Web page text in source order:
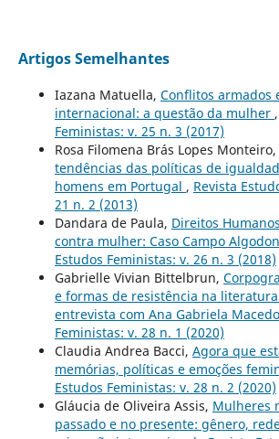
Artigos Semelhantes
Iazana Matuella, Conflitos armados
internacional: a questão da mulher ,
Feministas: v. 25 n. 3 (2017)
Rosa Filomena Brás Lopes Monteiro,
tendências das políticas de
homens em Portugal , Revista
21 n. 2 (2013)
Dandara de Paula, Direitos
contra mulher: Caso Campo
Estudos Feministas: v. 26 n. 3 (2018)
Gabrielle Vivian Bittelbrun,
e formas de resistência na
entrevista com Ana Gabriela Macedo
Feministas: v. 28 n. 1 (2020)
Claudia Andrea Bacci, Agora que
memórias, políticas e emoções
Estudos Feministas: v. 28 n. 2 (2020)
Gláucia de Oliveira Assis, Mulheres
passado e no presente: gênero,